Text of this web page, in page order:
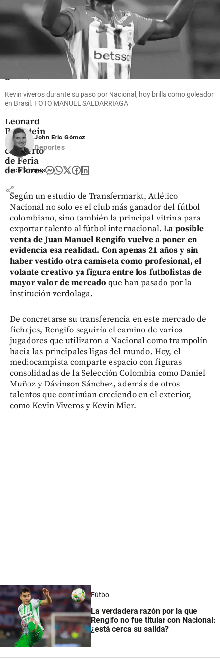
share
Cultura
Posada
reivindica
el legado
Leonard
Bernstein
en un
concierto
de Feria
de Flores
share
Kevin viveros durante su paso por Nacional, hoy brilla como goleador
en Brasil. FOTO MANUEL SALDARRIAGA
John Eric Gómez
Deportes
hace 9 horas
Según un estudio de Transfermarkt, Atlético
Nacional no solo es el club más ganador del fútbol
colombiano, sino también la principal vitrina para
exportar talento al fútbol internacional. La posible
venta de Juan Manuel Rengifo vuelve a poner en
evidencia esa realidad. Con apenas 21 años y sin
haber vestido otra camiseta como profesional, el
volante creativo ya figura entre los futbolistas de
mayor valor de mercadoque han pasado por la
institución verdolaga.
De concretarse su transferencia en este mercado de
fichajes, Rengifo seguiría el camino de varios
jugadores que utilizaron a Nacional como trampolín
hacia las principales ligas del mundo. Hoy, el
mediocampista comparte espacio con figuras
consolidadas de la Selección Colombia como Daniel
Muñoz y Dávinson Sánchez, además de otros
talentos que continúan creciendo en el exterior,
como Kevin Viveros y Kevin Mier.
Fútbol
La verdadera razón por la que
Rengifo no fue titular con Nacional:
¿está cerca su salida?